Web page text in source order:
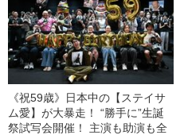
《祝59歳》日本中の【ステイサ
ム愛】が大暴走！ “勝手に”生誕
祭試写会開催！ 主演も助演も全